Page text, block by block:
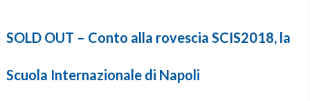
SOLD OUT – Conto alla rovescia SCIS2018, la
Scuola Internazionale di Napoli